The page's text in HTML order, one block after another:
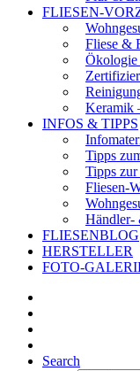
FLIESEN-
Fliese &
Keramik
INFOS & TIPPS
Tipps
Tipps zur
Fliesen-
Händler-
FLIESENBLOG
HERSTELLER
FOTO-
Search